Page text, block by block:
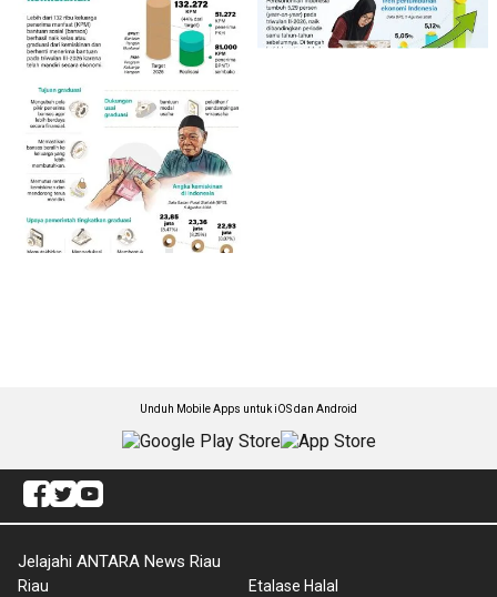
Unduh Mobile Apps untuk iOS dan Android
Jelajahi ANTARA News Riau
Riau Etalase Halal